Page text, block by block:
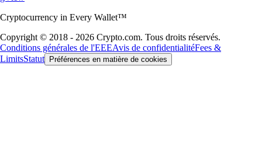
Cryptocurrency in Every Wallet™
Copyright © 2018 - 2026 Crypto.com. Tous droits réservés.
Conditions générales de l'EEEAvis de confidentialitéFees &
LimitsStatut Préférences en matière de cookies